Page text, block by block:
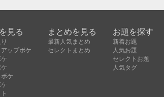
見る
ップボケ
ケ
まとめを見る
最新人気まとめ
セレクトまとめ
お題を探す
新着お題
人気お題
セレクトお題
人気タグ